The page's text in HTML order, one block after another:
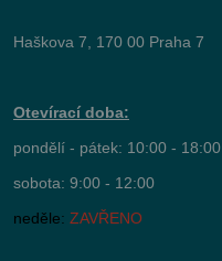
Haškova 7, 170 00 Praha 7
Otevírací doba:
pondělí - pátek: 10:00 - 18:00
sobota: 9:00 - 12:00
neděle: ZAVŘENO